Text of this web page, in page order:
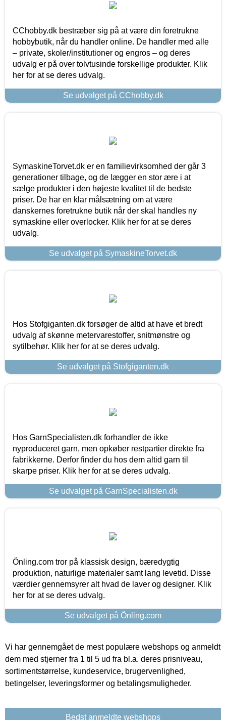
CChobby.dk bestræber sig på at være din foretrukne
hobbybutik, når du handler online. De handler med alle
– private, skoler/institutioner og engros – og deres
udvalg er på over tolvtusinde forskellige produkter. Klik
her for at se deres udvalg.
Se udvalget på CChobby.dk
SymaskineTorvet.dk er en familievirksomhed der går 3
generationer tilbage, og de lægger en stor ære i at
sælge produkter i den højeste kvalitet til de bedste
priser. De har en klar målsætning om at være
danskernes foretrukne butik når der skal handles ny
symaskine eller overlocker. Klik her for at se deres
udvalg.
Se udvalget på SymaskineTorvet.dk
Hos Stofgiganten.dk forsøger de altid at have et bredt
udvalg af skønne metervarestoffer, snitmønstre og
sytilbehør. Klik her for at se deres udvalg.
Se udvalget på Stofgiganten.dk
Hos GarnSpecialisten.dk forhandler de ikke
nyproduceret garn, men opkøber restpartier direkte fra
fabrikkerne. Derfor finder du hos dem altid garn til
skarpe priser. Klik her for at se deres udvalg.
Se udvalget på GarnSpecialisten.dk
Önling.com tror på klassisk design, bæredygtig
produktion, naturlige materialer samt lang levetid. Disse
værdier gennemsyrer alt hvad de laver og designer. Klik
her for at se deres udvalg.
Se udvalget på Önling.com
Vi har gennemgået de mest populære webshops og anmeldt
dem med stjerner fra 1 til 5 ud fra bl.a. deres prisniveau,
sortimentstørrelse, kundeservice, brugervenlighed,
betingelser, leveringsformer og betalingsmuligheder.
Bedst anmeldte webshops